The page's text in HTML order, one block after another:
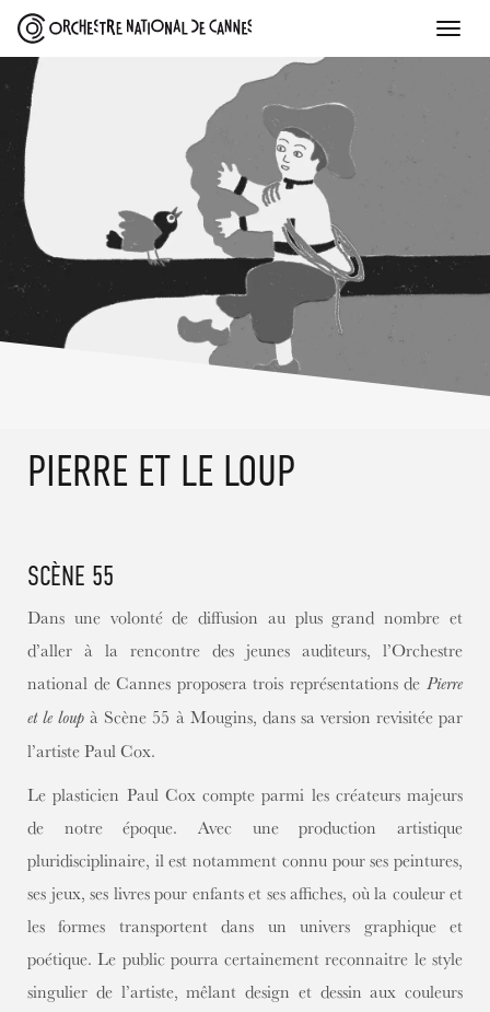
Toggle
PIERRE ET LE LOUP
SCÈNE 55
Dans une volonté de diffusion au plus grand nombre et
d’aller à la rencontre des jeunes auditeurs, l’Orchestre
national de Cannes proposera trois représentations de Pierre
et le loupà Scène 55 à Mougins, dans sa version revisitée par
l’artiste Paul Cox.
Le plasticien Paul Cox compte parmi les créateurs majeurs
de notre époque. Avec une production artistique
pluridisciplinaire, il est notamment connu pour ses peintures,
ses jeux, ses livres pour enfants et ses affiches, où la couleur et
les formes transportent dans un univers graphique et
poétique. Le public pourra certainement reconnaitre le style
singulier de l’artiste, mêlant design et dessin aux couleurs